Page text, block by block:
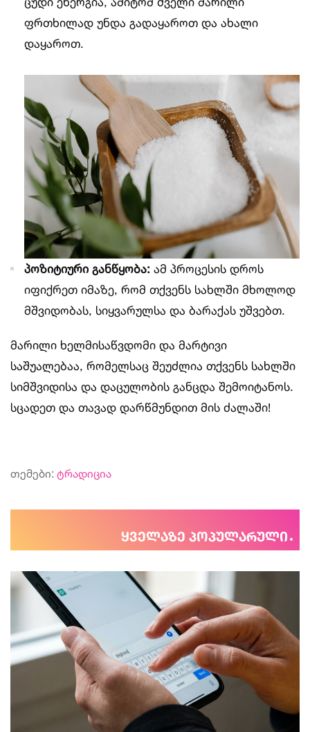
ფრთხილად უნდა გადაყაროთ და ახალი
დაყაროთ.
პოზიტიური განწყობა: ამ პროცესის დროს
იფიქრეთ იმაზე, რომ თქვენს სახლში მხოლოდ
მშვიდობას, სიყვარულსა და ბარაქას უშვებთ.
მარილი ხელმისაწვდომი და მარტივი
საშუალებაა, რომელსაც შეუძლია თქვენს სახლში
სიმშვიდისა და დაცულობის განცდა შემოიტანოს.
სცადეთ და თავად დარწმუნდით მის ძალაში!
თემები: ტრადიცია
ყველაზე პოპულარული